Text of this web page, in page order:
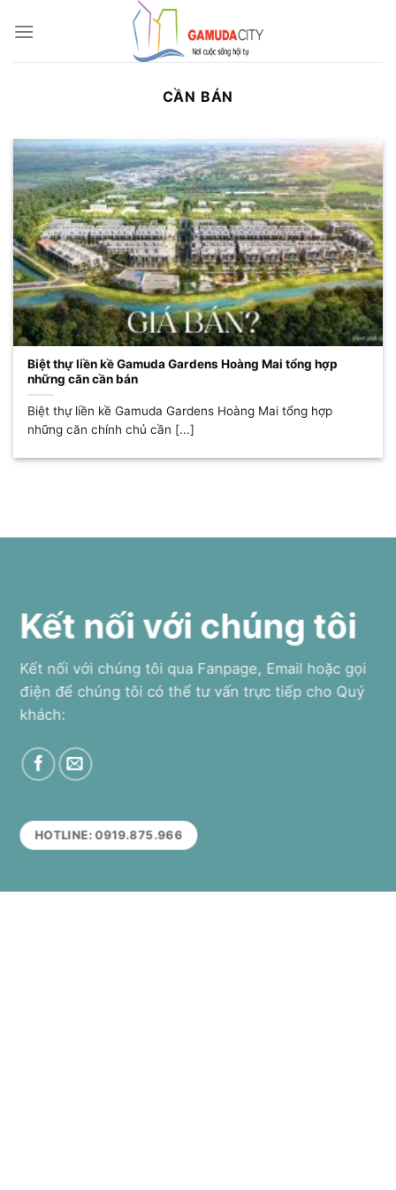
qua
CẦN BÁN
Biệt thự liền kề Gamuda Gardens Hoàng Mai tổng hợp
những căn cần bán
Biệt thự liền kề Gamuda Gardens Hoàng Mai tổng hợp
những căn chính chủ cần [...]
Kết nối với chúng tôi
Kết nối với chúng tôi qua Fanpage, Email hoặc gọi
điện để chúng tôi có thể tư vấn trực tiếp cho Quý
khách:
HOTLINE: 0919.875.966